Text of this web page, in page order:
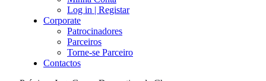
Log in | Registar
Corporate
Patrocinadores
Parceiros
Torne-se Parceiro
Contactos